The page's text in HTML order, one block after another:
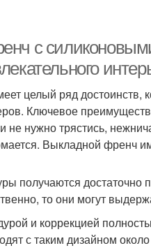
с
целый ряд достоинств,
Ключевое
нужно трястись,
Выкладной френч
получаются
то они могут
и коррекцией
с таким дизайном